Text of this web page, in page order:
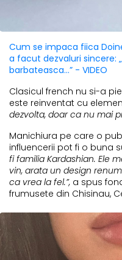
Cum se impaca fiica
a facut dezvaluri sincere:
barbateasca...” - VIDEO
Clasicul french nu si-a
este reinventat cu
dezvolta, doar ca nu mai
Manichiura pe care o
influencerii pot fi o buna
fi familia Kardashian. Ele
vin, arata un design
ca vrea la fel.”, a spus
frumusete din Chisinau,